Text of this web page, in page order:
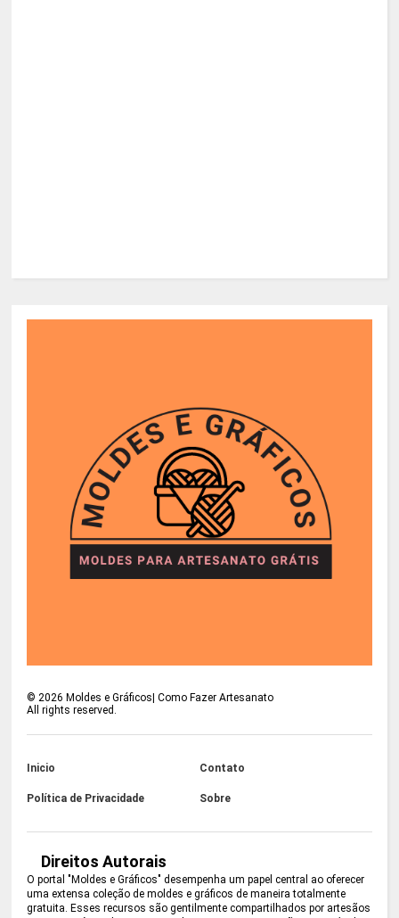
©2026 Moldes e Gráficos| Como Fazer Artesanato
All rights reserved.
Inicio Contato
Política de Privacidade Sobre
Direitos Autorais
O portal "Moldes e Gráficos" desempenha um papel central ao oferecer
uma extensa coleção de moldes e gráficos de maneira totalmente
gratuita. Esses recursos são gentilmente compartilhados por artesãos